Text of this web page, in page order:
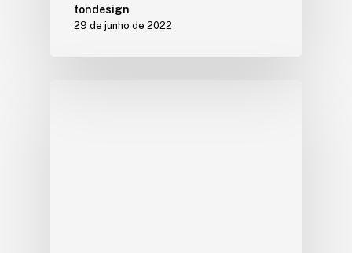
tondesign
29 de junho de 2022